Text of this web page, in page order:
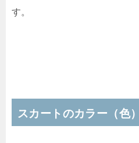
す。
スカートのカラー（色）